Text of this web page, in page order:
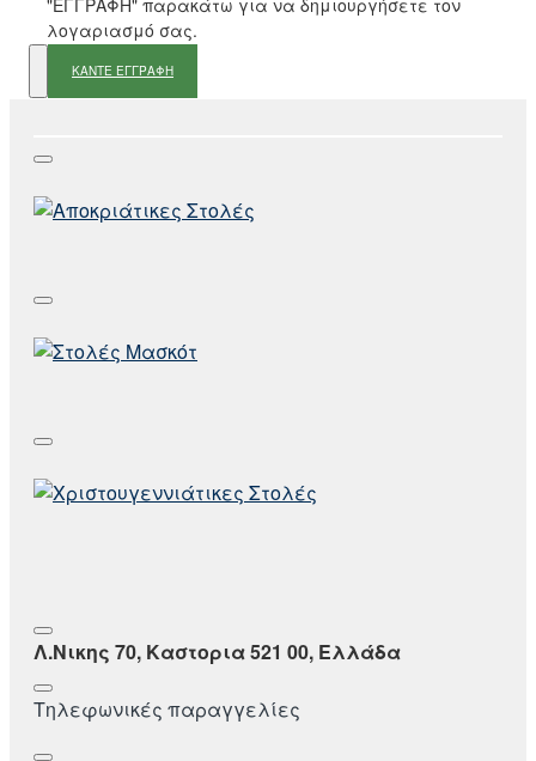
λογαριασμό σας.
ΚΑΝΤΕ ΕΓΓΡΑΦΗ
Λ.Νικης 70, Καστορια 521 00, Ελλάδα
Τηλεφωνικές παραγγελίες